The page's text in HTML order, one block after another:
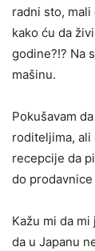
radni sto, mali
kako ću da
godine?!? Na
mašinu.
Pokušavam
roditeljima, ali
recepcije da
do
Kažu mi da
da u Japanu